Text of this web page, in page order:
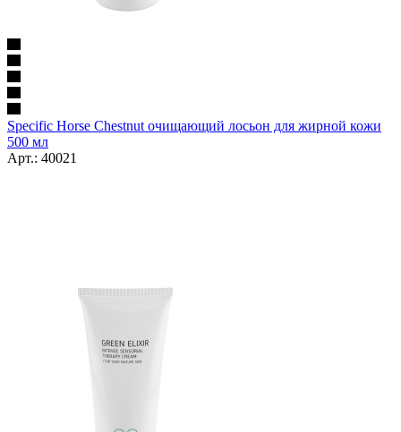
Specific Horse Chestnut очищающий лосьон для жирной кожи
500 мл
Арт.: 40021